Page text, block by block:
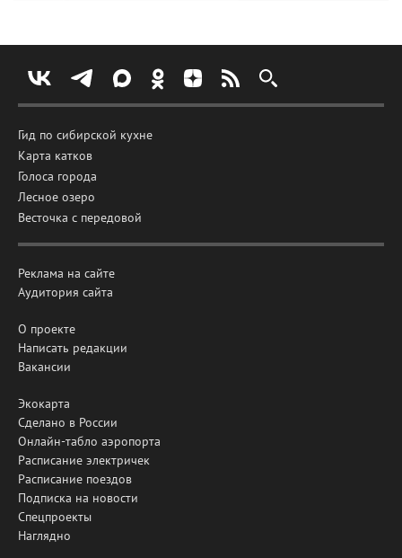
Гид по сибирской кухне
Карта катков
Голоса города
Лесное озеро
Весточка с передовой
Реклама на сайте
Аудитория сайта
О проекте
Написать редакции
Вакансии
Экокарта
Сделано в России
Онлайн-табло аэропорта
Расписание электричек
Расписание поездов
Подписка на новости
Спецпроекты
Наглядно